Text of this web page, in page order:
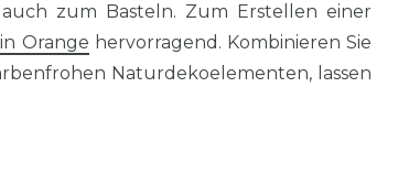
zum Basteln. Zum Erstellen einer
Orange hervorragend. Kombinieren Sie
Naturdekoelementen, lassen